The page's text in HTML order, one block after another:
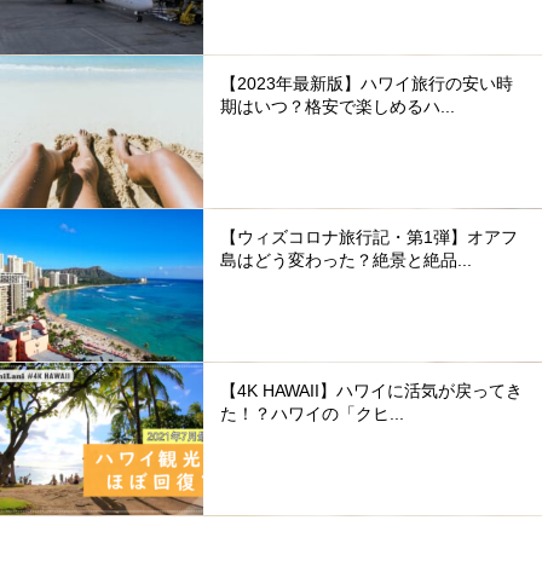
【2023年最新版】ハワイ旅行の安い時
期はいつ？格安で楽しめるハ...
【ウィズコロナ旅行記・第1弾】オアフ
島はどう変わった？絶景と絶品...
【4K HAWAII】ハワイに活気が戻ってき
た！？ハワイの「クヒ...